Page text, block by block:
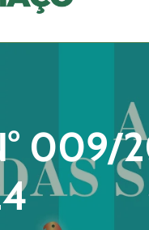
009/